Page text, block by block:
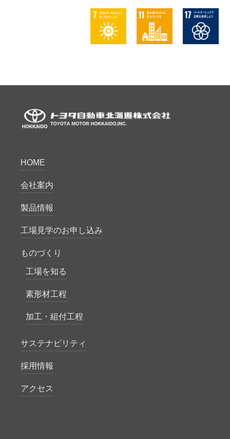
HOME
会社案内
製品情報
工場見学のお申し込み
ものづくり
工場を知る
素形材工程
加工・組付工程
サステナビリティ
採用情報
アクセス